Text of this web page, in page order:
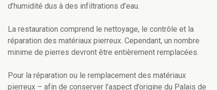
d’humidité dus à des infiltrations d’eau.
La restauration comprend le nettoyage, le contrôle et la
réparation des matériaux pierreux. Cependant, un nombre
minime de pierres devront être entièrement remplacées.
Pour la réparation ou le remplacement des matériaux
pierreux – afin de conserver l’aspect d’origine du Palais de